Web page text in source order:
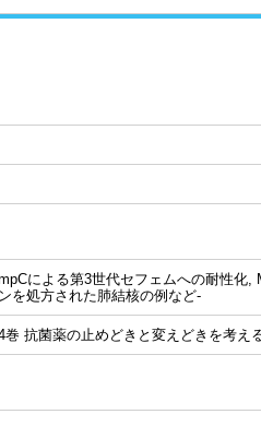
による第3世代セフェムへの耐性
を処方された肺結核の例など-
抗菌薬の止めどきと変えどきを考え